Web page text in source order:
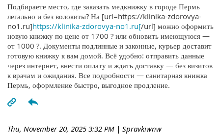
Подбираете место, где заказать медкнижку в городе Пермь
легально и без волокиты? На [url=https://klinika-zdorovya-
no1.ru]https://klinika-zdorovya-no1.ru[/url] можно оформить
новую книжку по цене от 1700 ? или обновить имеющуюся —
от 1000 ?. Документы подлинные и законные, курьер доставит
готовую книжку к вам домой. Всё удобно: отправить данные
через интернет, внести оплату и ждать доставку — без визитов
к врачам и ожидания. Все подробности — санитарная книжка
Пермь, оформление быстро, выгодное продление.
Thu, November 20, 2025 3:32 PM | Spravkiwnw